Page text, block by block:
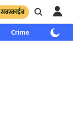
सबस्क्राईब
Crime साप्ताहिक